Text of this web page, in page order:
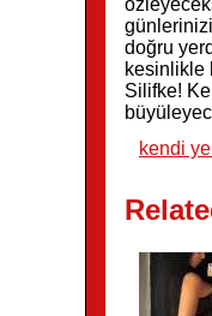
doğru
kesinlikle
Silifke!
kendi